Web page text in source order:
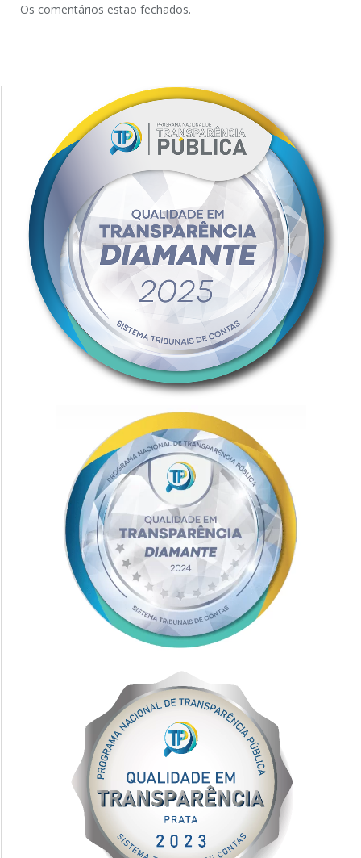
Os comentários estão fechados.